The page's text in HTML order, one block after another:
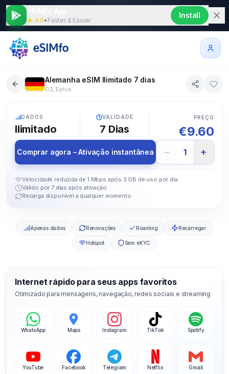
★ 4.9• Faster & Easier
Install
Alemanha eSIM Ilimitado 7 dias
O2, Eplus
DADOS
Ilimitado
VALIDADE
7 Dias
PREÇO
€9.60
Comprar agora – Ativação instantânea − 1 +
Velocidade reduzida de 1 Mbps após 3 GB de uso por dia.
Válido por 7 dias após ativação
Recarga disponível a qualquer momento
Apenas dados Renovações Roaming Recarregar
Hotspot Sem eKYC
Internet rápido para seus apps favoritos
Otimizado para mensagens, navegação, redes sociais e streaming
WhatsApp Maps Instagram TikTok Spotify
YouTube Facebook Telegram Netflix Gmail